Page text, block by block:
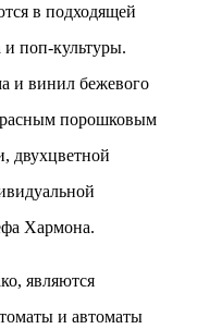
в подходящей
и поп-культуры.
и винил бежевого
порошковым
двухцветной
Хармона.
являются
и автоматы